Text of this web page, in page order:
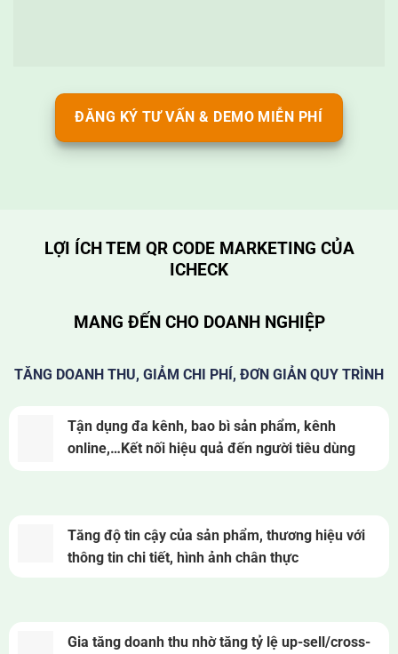
ĐĂNG KÝ TƯ VẤN & DEMO MIỄN PHÍ
LỢI ÍCH TEM QR CODE MARKETING CỦA
ICHECK
MANG ĐẾN CHO DOANH NGHIỆP
TĂNG DOANH THU, GIẢM CHI PHÍ, ĐƠN GIẢN QUY TRÌNH
Tận dụng đa kênh, bao bì sản phẩm, kênh
online,…Kết nối hiệu quả đến người tiêu dùng
Tăng độ tin cậy của sản phẩm, thương hiệu với
thông tin chi tiết, hình ảnh chân thực
Gia tăng doanh thu nhờ tăng tỷ lệ up-sell/cross-